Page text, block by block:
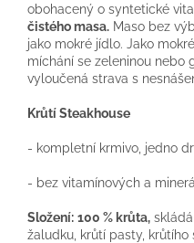
obohacený o syntetické
čistého masa. Maso bez
jako mokré jídlo. Jako
míchání se zeleninou nebo
vyloučená strava s
Krůtí Steakhouse
- kompletní krmivo, jedno
- bez vitamínových a
Složení: 100 % krůta,
žaludku, krůtí pasty, krůtího